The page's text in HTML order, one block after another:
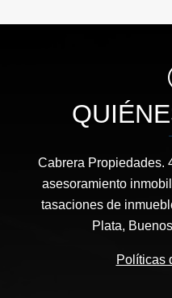
Cabrera Propiedades.
asesoramiento
tasaciones de
Plata,
Políticas